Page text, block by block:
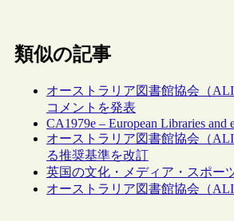
類似の記事
オーストラリア図書館協会（
コメントを発表
CA1979e – European Libraries
オーストラリア図書館協会（
る推奨基準を改訂
英国の文化・メディア・スポー
オーストラリア図書館協会（